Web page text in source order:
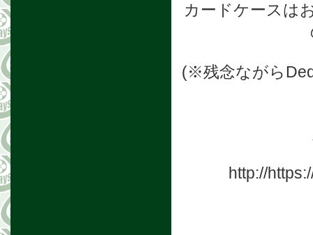
カードケースは
(※残念ながら
http://